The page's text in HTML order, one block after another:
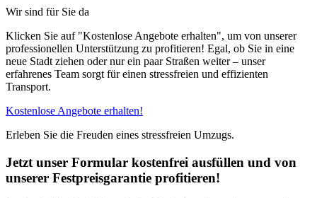
Wir sind für Sie da
Klicken Sie auf "Kostenlose Angebote erhalten", um von unserer
professionellen Unterstützung zu profitieren! Egal, ob Sie in eine
neue Stadt ziehen oder nur ein paar Straßen weiter – unser
erfahrenes Team sorgt für einen stressfreien und effizienten
Transport.
Kostenlose Angebote erhalten!
Erleben Sie die Freuden eines stressfreien Umzugs.
Jetzt unser Formular kostenfrei ausfüllen und von
unserer Festpreisgarantie profitieren!